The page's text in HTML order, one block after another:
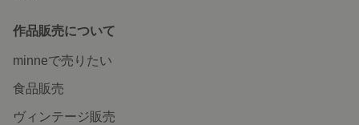
作品販売について
minneで売りたい
食品販売
ヴィンテージ販売